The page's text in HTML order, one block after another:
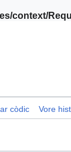
context/
còdic Vore